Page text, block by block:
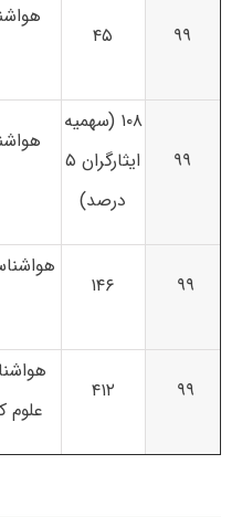
۹۹ ۴۵
۹۹
۱۰۸ (سهمیه
ایثارگران ۵
درصد)
۹۹ ۱۴۶
۹۹ ۴۱۲
علوم